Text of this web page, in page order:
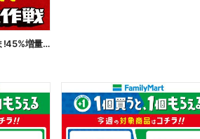
【おトク】お値段そのまま!45%増量作戦!